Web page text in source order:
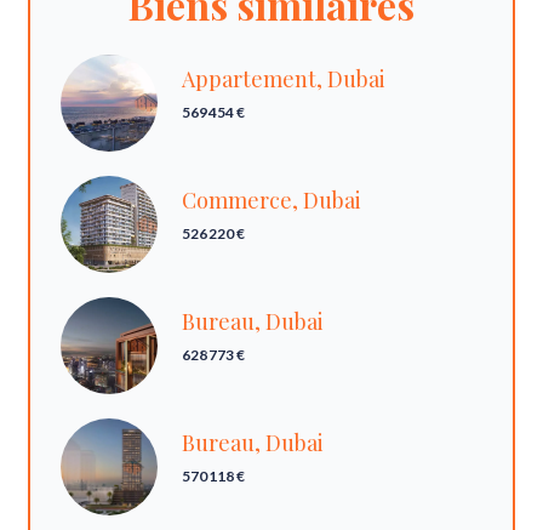
Appartement, Dubai
569 454 €
Commerce, Dubai
526 220 €
Bureau, Dubai
628 773 €
Bureau, Dubai
570 118 €